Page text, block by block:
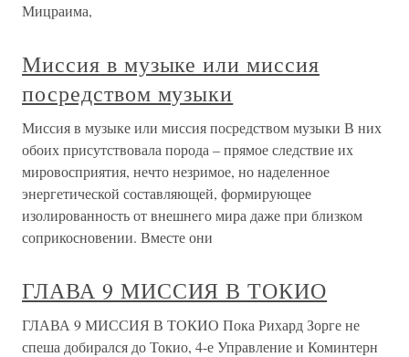
Мицраима,
Миссия в музыке или миссия
посредством музыки
Миссия в музыке или миссия посредством музыки В них
обоих присутствовала порода – прямое следствие их
мировосприятия, нечто незримое, но наделенное
энергетической составляющей, формирующее
изолированность от внешнего мира даже при близком
соприкосновении. Вместе они
ГЛАВА 9 МИССИЯ В ТОКИО
ГЛАВА 9 МИССИЯ В ТОКИО Пока Рихард Зорге не
спеша добирался до Токио, 4-е Управление и Коминтерн